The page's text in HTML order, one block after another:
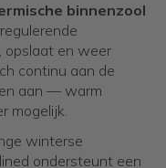
binnenzool
opslaat en weer
continu aan de
aan — warm
mogelijk.
winterse
ondersteunt een